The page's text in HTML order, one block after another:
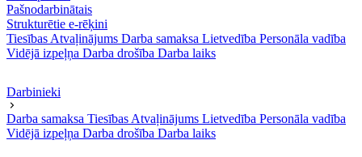
Pašnodarbinātais
Strukturētie e-rēķini
Tiesības Atvaļinājums Darba samaksa Lietvedība Personāla vadība
Vidējā izpeļņa Darba drošība Darba laiks
Darbinieki
Darba samaksa Tiesības Atvaļinājums Lietvedība Personāla vadība
Vidējā izpeļņa Darba drošība Darba laiks